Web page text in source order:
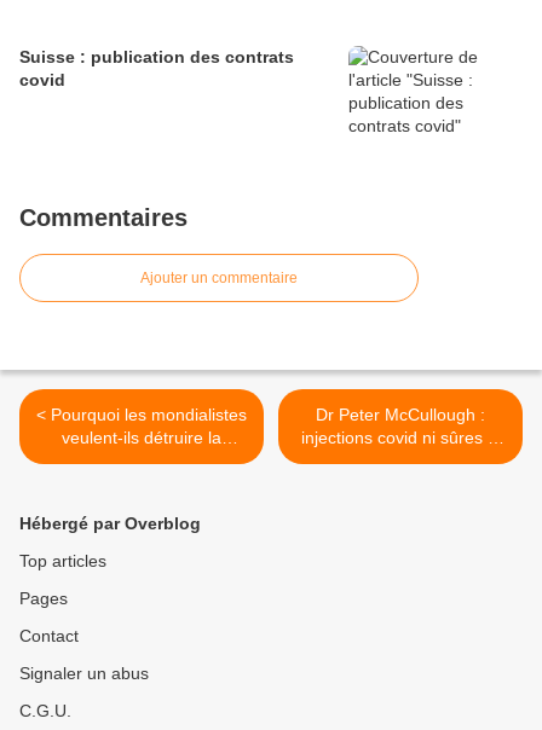
Suisse : publication des contrats
covid
Commentaires
Ajouter un commentaire
< Pourquoi les mondialistes
veulent-ils détruire la
Russie ?
Dr Peter McCullough :
injections covid ni sûres ni
efficaces >
Hébergé par Overblog
Top articles
Pages
Contact
Signaler un abus
C.G.U.